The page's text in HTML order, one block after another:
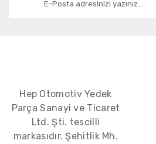
Hep Otomotiv Yedek
Parça Sanayi ve Ticaret
Ltd. Şti. tescilli
markasıdır. Şehitlik Mh.